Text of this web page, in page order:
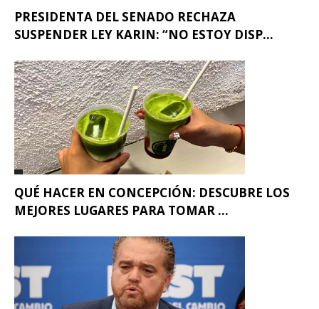
PRESIDENTA DEL SENADO RECHAZA
SUSPENDER LEY KARIN: “NO ESTOY DISP...
QUÉ HACER EN CONCEPCIÓN: DESCUBRE LOS
MEJORES LUGARES PARA TOMAR ...